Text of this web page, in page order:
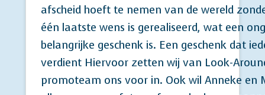
afscheid hoeft te nemen van de wereld
één laatste wens is gerealiseerd, wat een
belangrijke geschenk is. Een geschenk dat
verdient Hiervoor zetten wij van Look-
promoteam ons voor in. Ook wil Anneke en